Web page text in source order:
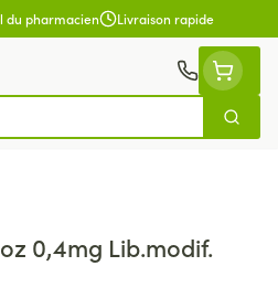
du pharmacien Livraison rapide
0,4mg Lib.modif.